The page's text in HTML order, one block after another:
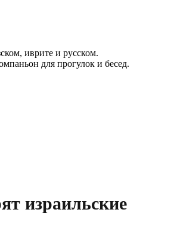
иврите и русском.
для прогулок и бесед.
израильские